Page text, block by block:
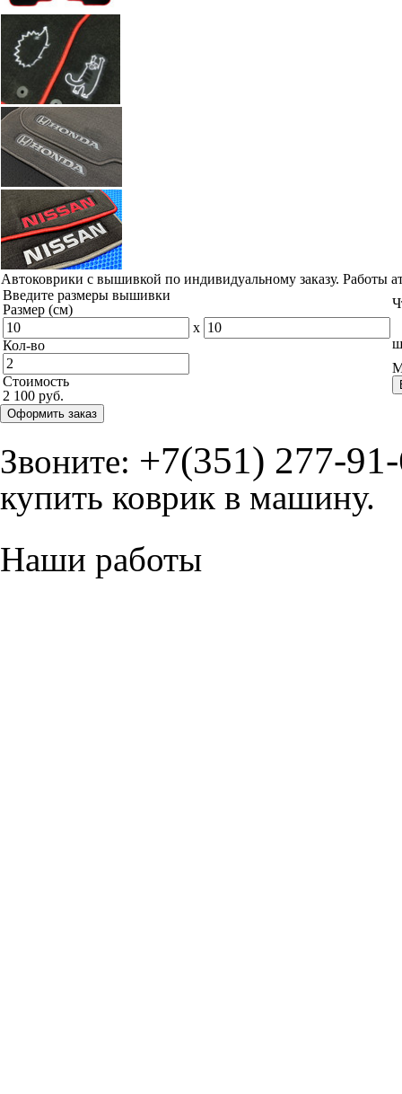
Автоковрики с вышивкой по индивидуальному заказу. Работы
Введите размеры вышивки
Размер (см)
x
Кол-во
Стоимость
2 100 руб.
Оформить заказ
Звоните: +7(351) 277-
купить коврик в машину.
Наши работы